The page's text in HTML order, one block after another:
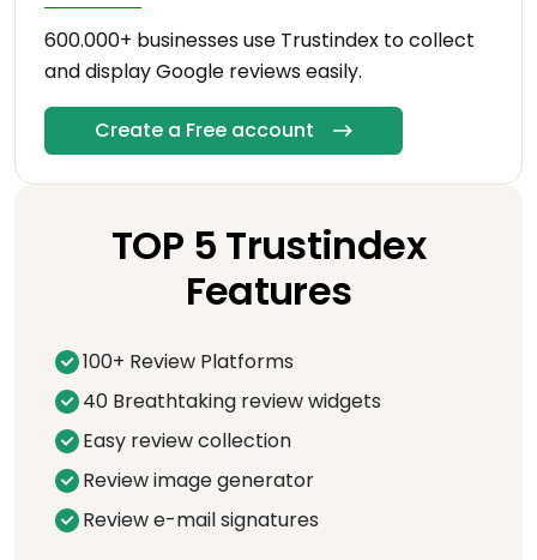
600.000+ businesses use Trustindex to collect
and display Google reviews easily.
Create a Free account
TOP 5 Trustindex
Features
100+ Review Platforms
40 Breathtaking review widgets
Easy review collection
Review image generator
Review e-mail signatures